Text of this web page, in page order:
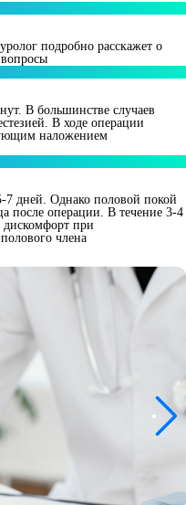
подробно расскажет о
В большинстве случаев
В ходе операции
наложением
7 дней. Однако половой покой
после операции. В течение 3-4
дискомфорт при
члена